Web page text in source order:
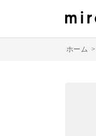
ホーム >